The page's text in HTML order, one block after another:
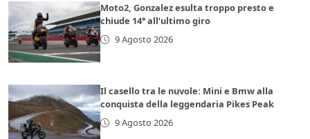
Moto2, Gonzalez esulta troppo presto e
chiude 14° all’ultimo giro
9 Agosto 2026
Il casello tra le nuvole: Mini e Bmw alla
conquista della leggendaria Pikes Peak
9 Agosto 2026